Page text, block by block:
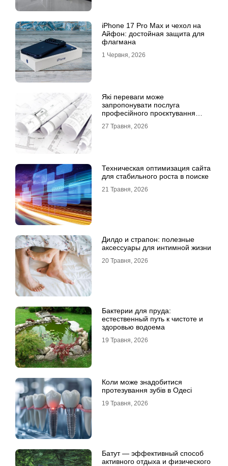
iPhone 17 Pro Max и чехол на
Айфон: достойная защита для
флагмана
1 Червня, 2026
Які переваги може
запропонувати послуга
професійного проєктування
27 Травня, 2026
Техническая оптимизация сайта
для стабильного роста в поиске
21 Травня, 2026
Дилдо и страпон: полезные
аксессуары для интимной жизни
20 Травня, 2026
Бактерии для пруда:
естественный путь к чистоте и
здоровью водоема
19 Травня, 2026
Коли може знадобитися
протезування зубів в Одесі
19 Травня, 2026
Батут — эффективный способ
активного отдыха и физического